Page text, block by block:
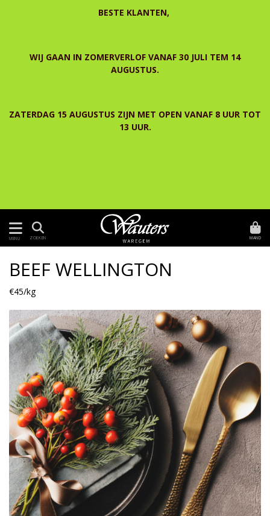
BESTE KLANTEN,
WIJ GAAN IN ZOMERVERLOF VANAF 30 JULI TEM 14
AUGUSTUS.
ZATERDAG 15 AUGUSTUS ZIJN MET OPEN VANAF 8 UUR TOT
13 UUR.
MENU ZOEKEN MAND
BEEF WELLINGTON
€45/kg